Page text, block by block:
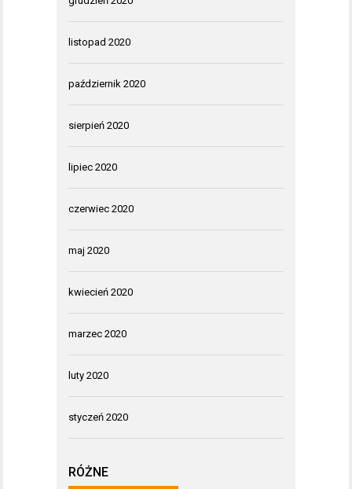
listopad 2020
październik 2020
sierpień 2020
lipiec 2020
czerwiec 2020
maj 2020
kwiecień 2020
marzec 2020
luty 2020
styczeń 2020
RÓŻNE